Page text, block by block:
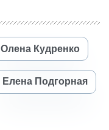
Олена Кудренко
Елена Подгорная